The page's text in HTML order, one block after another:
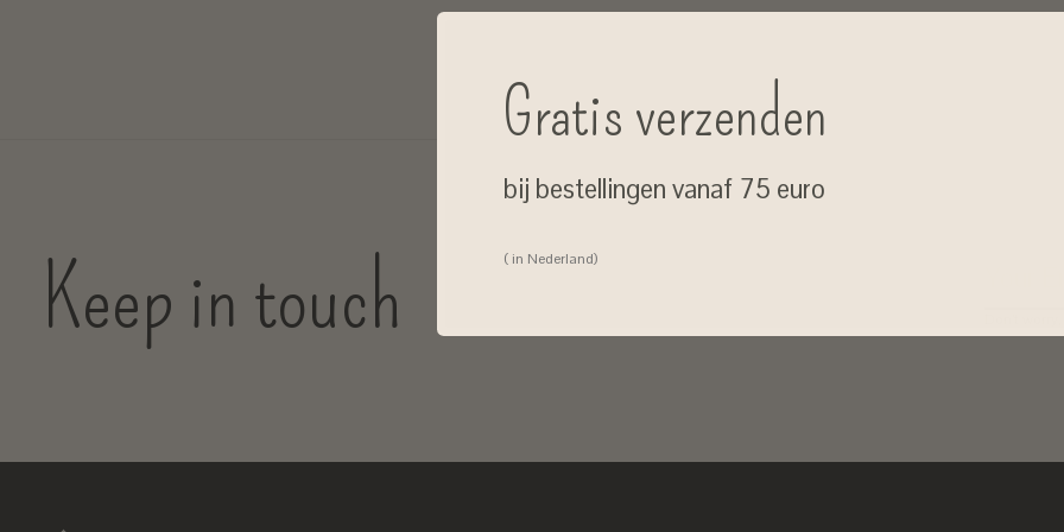
Keep in touch
Gratis verzenden
bij bestellingen vanaf 75 euro
( in Nederland)